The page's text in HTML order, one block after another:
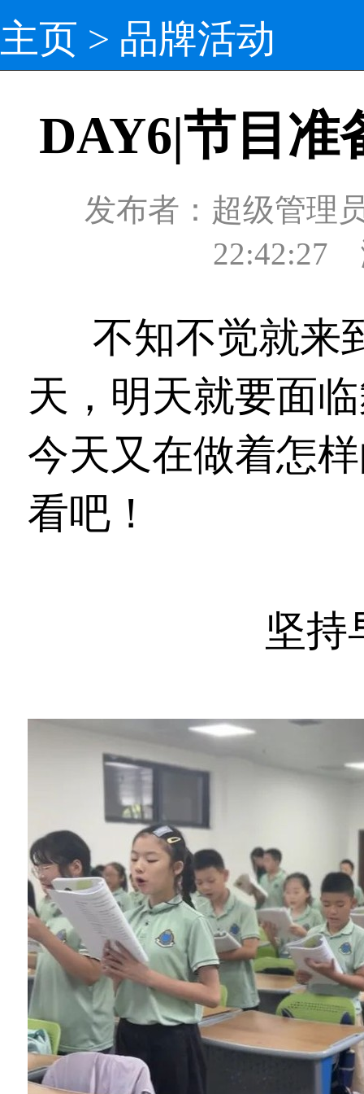
主页 > 品牌活动
DAY6|节目准
发布者：超级管理
22:42:27
不知不觉就来
天，明天就要面
今天又在做着怎
看吧！
坚持